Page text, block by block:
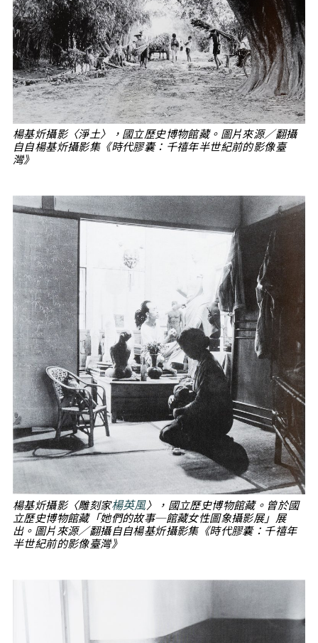
楊基炘攝影〈淨土〉，國立歷史博物館藏。圖片來源／翻攝
自自楊基炘攝影集《時代膠囊：千禧年半世紀前的影像臺
灣》
楊基炘攝影〈雕刻家楊英風〉，國立歷史博物館藏。曾於國
立歷史博物館藏「她們的故事─館藏女性圖象攝影展」展
出。圖片來源／翻攝自自楊基炘攝影集《時代膠囊：千禧年
半世紀前的影像臺灣》